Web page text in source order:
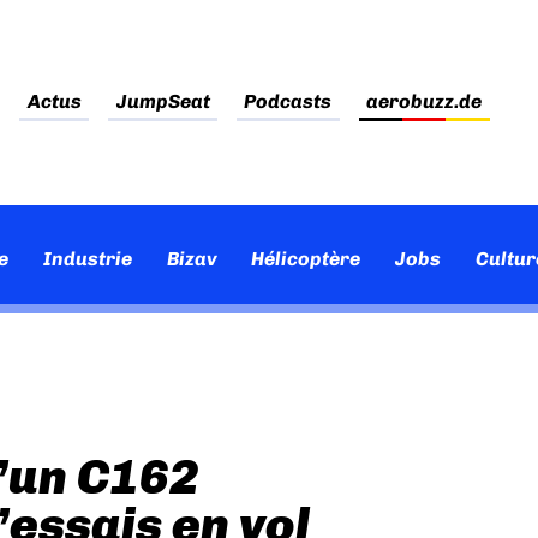
Actus JumpSeat Podcasts aerobuzz.de
Industrie Bizav Hélicoptère Jobs
C162
en vol